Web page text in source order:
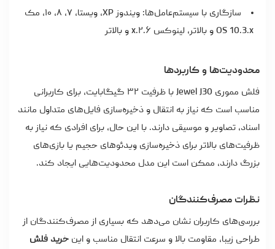
سازگاری با سیستم‌عامل‌ها: ویندوز XP، ویستا، ۷، ۸، ۱۰، مک
OS 10.3.x و بالاتر، لینوکس ۲.۶.x و بالاتر
محدودیت‌ها و کاربردها
فلش مموری Jewel J30 با ظرفیت ۳۲ گیگابایت، برای کاربرانی
مناسب است که نیاز به انتقال و ذخیره‌سازی فایل‌های متداول مانند
اسناد، تصاویر و موسیقی دارند. با این حال، برای افرادی که نیاز به
ظرفیت‌های بالاتر برای ذخیره‌سازی ویدئوهای حجیم یا بازی‌های
بزرگ دارند، ممکن است این مدل محدودیت‌هایی ایجاد کند.
نظرات مصرف‌کنندگان
بررسی‌های کاربران نشان می‌دهد که بسیاری از مصرف‌کنندگان از
طراحی زیبا، مقاومت بالا و سرعت انتقال مناسب و این خرید فلش